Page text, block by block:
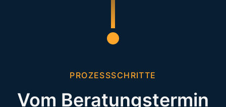
PROZESSSCHRITTE
Vom Beratungstermin